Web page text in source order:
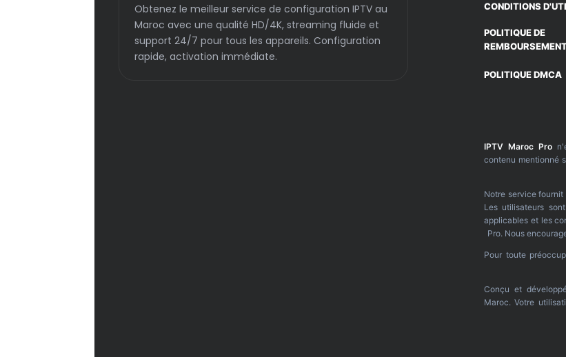
Obtenez le meilleur service de configuration IPTV au
Maroc avec une qualité HD/4K, streaming fluide et
support 24/7 pour tous les appareils. Configuration
rapide, activation immédiate.
CONDITIONS
POLITIQUE DE
POLITIQUE DMCA
IPTV Maroc Pro
contenu mentionné
Notre service
Les utilisateurs
applicables et les
Pro. Nous
Pour toute
Conçu et
Maroc. Votre